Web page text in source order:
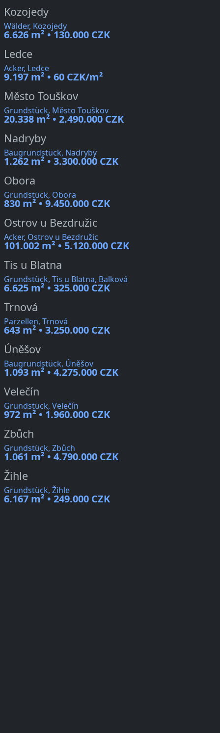
Kozojedy
Wälder, Kozojedy
6.626 m² • 130.000 CZK
Ledce
Acker, Ledce
9.197 m² • 60 CZK/m²
Město Touškov
Grundstück, Město Touškov
20.338 m² • 2.490.000 CZK
Nadryby
Baugrundstück, Nadryby
1.262 m² • 3.300.000 CZK
Obora
Grundstück, Obora
830 m² • 9.450.000 CZK
Ostrov u Bezdružic
Acker, Ostrov u Bezdružic
101.002 m² • 5.120.000 CZK
Tis u Blatna
Grundstück, Tis u Blatna, Balková
6.625 m² • 325.000 CZK
Trnová
Parzellen, Trnová
643 m² • 3.250.000 CZK
Úněšov
Baugrundstück, Úněšov
1.093 m² • 4.275.000 CZK
Velečín
Grundstück, Velečín
972 m² • 1.960.000 CZK
Zbůch
Grundstück, Zbůch
1.061 m² • 4.790.000 CZK
Žihle
Grundstück, Žihle
6.167 m² • 249.000 CZK